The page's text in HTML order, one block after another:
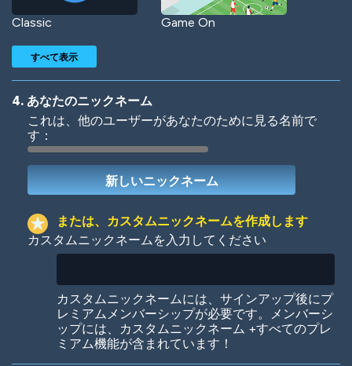
Classic Game On
Woof
Colorful
すべて表示
4. あなたのニックネーム
これは、他のユーザーがあなたのために見る名前で
す：
または、カスタムニックネームを作成します
カスタムニックネームを入力してください
カスタムニックネームには、サインアップ後にプ
レミアムメンバーシップが必要です。メンバーシ
ップには、カスタムニックネーム +すべてのプレ
ミアム機能が含まれています！